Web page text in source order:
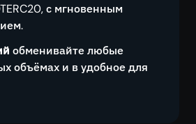
с мгновенным
обменивайте любые
объёмах и в удобное для